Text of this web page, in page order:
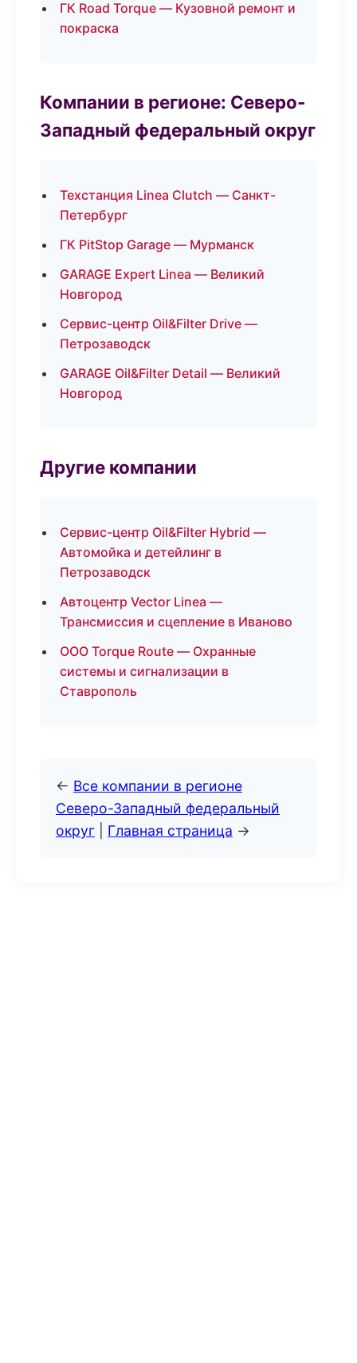
ГК Road Torque — Кузовной ремонт и
покраска
Компании в регионе: Северо-
Западный федеральный округ
Техстанция Linea Clutch — Санкт-
Петербург
ГК PitStop Garage — Мурманск
GARAGE Expert Linea — Великий
Новгород
Сервис-центр Oil&Filter Drive —
Петрозаводск
GARAGE Oil&Filter Detail — Великий
Новгород
Другие компании
Сервис-центр Oil&Filter Hybrid —
Автомойка и детейлинг в
Петрозаводск
Автоцентр Vector Linea —
Трансмиссия и сцепление в Иваново
ООО Torque Route — Охранные
системы и сигнализации в
Ставрополь
← Все компании в регионе
Северо-Западный федеральный
округ
Главная страница →